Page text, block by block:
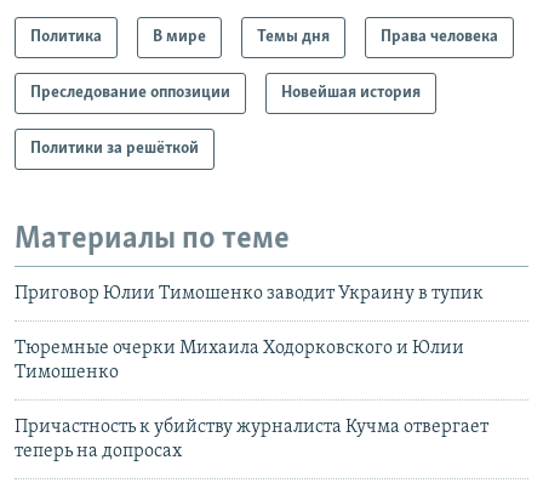
Политика В мире Темы дня Права человека
Преследование оппозиции Новейшая история
Политики за решёткой
Материалы по теме
Приговор Юлии Тимошенко заводит Украину в тупик
Тюремные очерки Михаила Ходорковского и Юлии
Тимошенко
Причастность к убийству журналиста Кучма отвергает
теперь на допросах